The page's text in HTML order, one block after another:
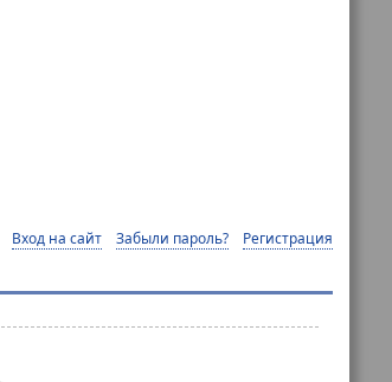
Вход на сайт Забыли пароль? Регистрация